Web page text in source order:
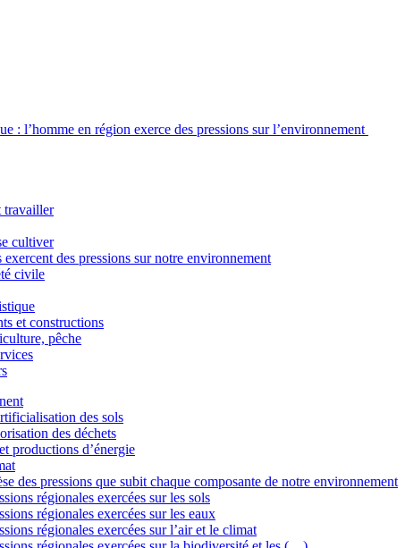
: l’homme en région exerce des pressions sur l’environnement
travailler
cultiver
des pressions sur notre environnement
civile
et constructions
pêche
des sols
des déchets
productions d’énergie
des pressions que subit chaque composante de notre environnement
régionales exercées sur les sols
régionales exercées sur les eaux
régionales exercées sur l’air et le climat